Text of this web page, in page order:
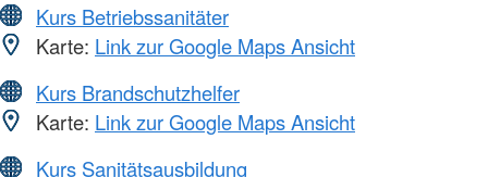
Kurs Betriebssanitäter
Karte: Link zur Google Maps Ansicht
Kurs Brandschutzhelfer
Karte: Link zur Google Maps Ansicht
Kurs Sanitätsausbildung